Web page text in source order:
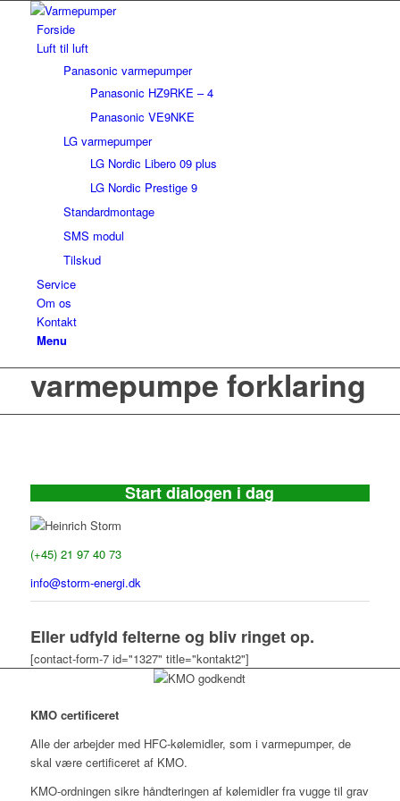
Forside
Luft til luft
Panasonic varmepumper
Panasonic HZ9RKE – 4
Panasonic VE9NKE
LG varmepumper
LG Nordic Libero 09 plus
LG Nordic Prestige 9
Standardmontage
SMS modul
Tilskud
Service
Om os
Kontakt
Menu
varmepumpe forklaring
Start dialogen i dag
Heinrich Storm
(+45) 21 97 40 73
info@storm-energi.dk
Eller udfyld felterne og bliv ringet op.
[contact-form-7 id="1327" title="kontakt2"]
KMO certificeret
Alle der arbejder med HFC-kølemidler, som i varmepumper, de
skal være certificeret af KMO.
KMO-ordningen sikre håndteringen af kølemidler fra vugge til grav